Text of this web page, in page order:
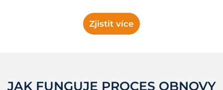
Zjistit více
JAK FUNGUJE PROCES OBNOVY